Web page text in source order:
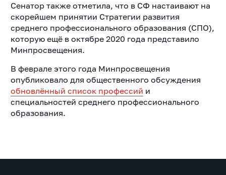
Сенатор также отметила, что в СФ настаивают на
скорейшем принятии Стратегии развития
среднего профессионального образования (СПО),
которую ещё в октябре 2020 года представило
Минпросвещения.
В феврале этого года Минпросвещения
опубликовало для общественного обсуждения
обновлённый список профессий и
специальностей среднего профессионального
образования.